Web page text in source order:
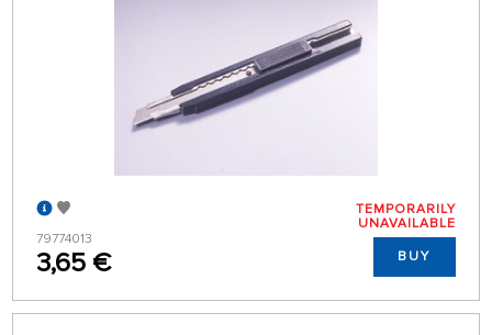
79774013
3,65 €
TEMPORARILY
UNAVAILABLE
BUY